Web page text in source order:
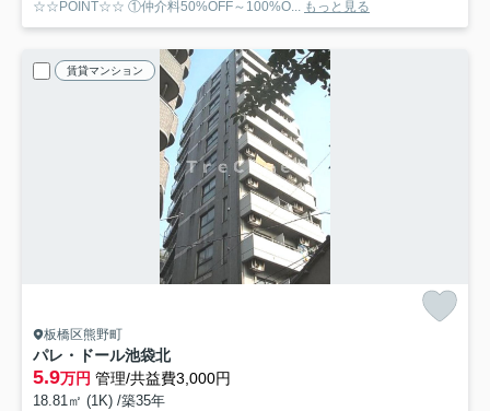
☆☆POINT☆☆ ①仲介料50%OFF～100%O... もっと見る
賃貸マンション
板橋区熊野町
パレ・ドール池袋北
5.9万円 管理/共益費3,000円
18.81㎡ (1K) /築35年